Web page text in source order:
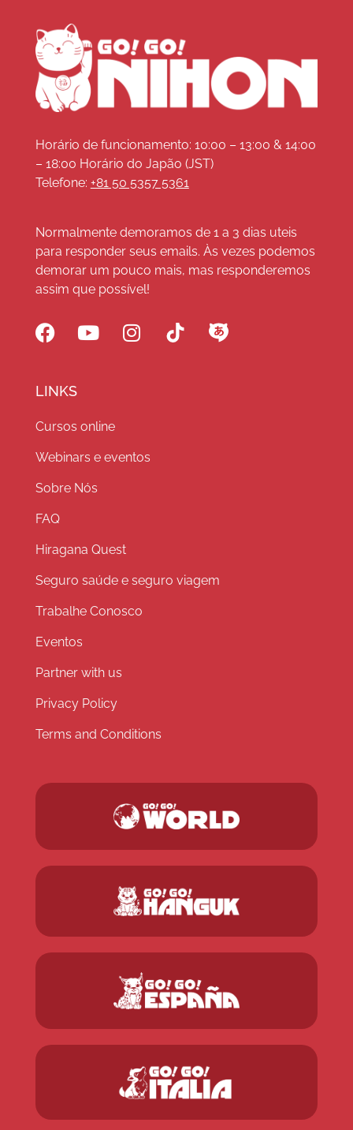
Horário de funcionamento: 10:00 – 13:00 & 14:00
– 18:00 Horário do Japão (JST)
Telefone: +81 50 5357 5361
Normalmente demoramos de 1 a 3 dias uteis
para responder seus emails. Às vezes podemos
demorar um pouco mais, mas responderemos
assim que possível!
LINKS
Cursos online
Webinars e eventos
Sobre Nós
FAQ
Hiragana Quest
Seguro saúde e seguro viagem
Trabalhe Conosco
Eventos
Partner with us
Privacy Policy
Terms and Conditions